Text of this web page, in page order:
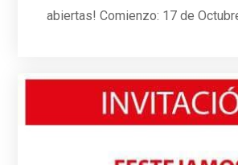
abiertas! Comienzo: 17 de